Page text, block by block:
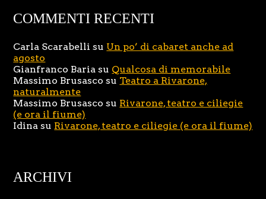
COMMENTI RECENTI
Carla Scarabelli su Un po’ di cabaret anche ad
agosto
Gianfranco Baria su Qualcosa di memorabile
Massimo Brusasco su Teatro a Rivarone,
naturalmente
Massimo Brusasco su Rivarone, teatro e ciliegie
(e ora il fiume)
Idina su Rivarone, teatro e ciliegie (e ora il fiume)
ARCHIVI